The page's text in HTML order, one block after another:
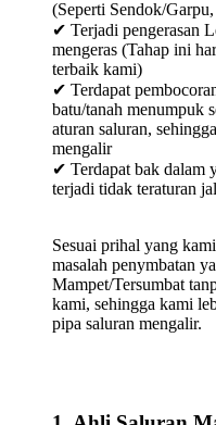
(Seperti Sendok/
✔ Terjadi pengerasan
mengeras (Tahap ini
terbaik kami)
✔ Terdapat
batu/tanah menumpuk
aturan saluran,
mengalir
✔ Terdapat bak dalam
terjadi tidak teraturan
Sesuai prihal yang
masalah penymbatan
Mampet/Tersumbat
kami, sehingga kami
pipa saluran mengalir.